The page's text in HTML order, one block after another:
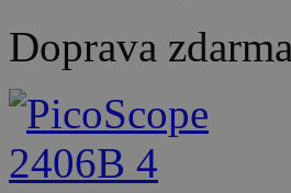
Doprava zdarma